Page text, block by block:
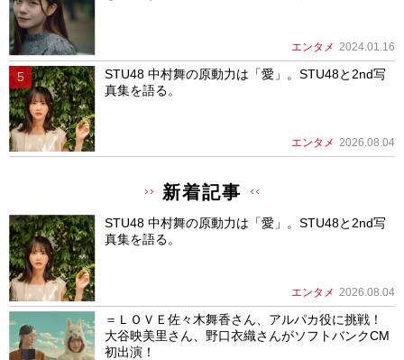
エンタメ 2024.01.16
STU48 中村舞の原動力は「愛」。STU48と2nd写
真集を語る。
エンタメ 2026.08.04
新着記事
STU48 中村舞の原動力は「愛」。STU48と2nd写
真集を語る。
エンタメ 2026.08.04
＝ＬＯＶＥ佐々木舞香さん、アルパカ役に挑戦！
大谷映美里さん、野口衣織さんがソフトバンクCM
初出演！